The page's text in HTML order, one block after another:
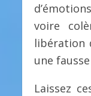
voire
libération
une
Laissez